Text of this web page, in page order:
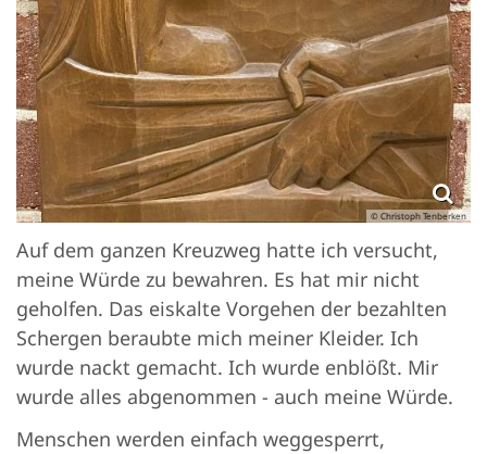
© Christoph Tenberken
Auf dem ganzen Kreuzweg hatte ich versucht,
meine Würde zu bewahren. Es hat mir nicht
geholfen. Das eiskalte Vorgehen der bezahlten
Schergen beraubte mich meiner Kleider. Ich
wurde nackt gemacht. Ich wurde enblößt. Mir
wurde alles abgenommen - auch meine Würde.
Menschen werden einfach weggesperrt,